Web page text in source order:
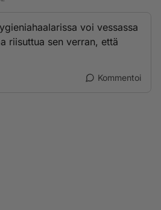
voi vessassa
riisuttua sen verran, että
Kommentoi